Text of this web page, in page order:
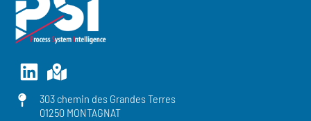
Linkedin
Map-
marked-
alt
303 chemin des Grandes Terres
01250 MONTAGNAT